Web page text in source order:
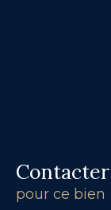
Contacter
pour ce bien